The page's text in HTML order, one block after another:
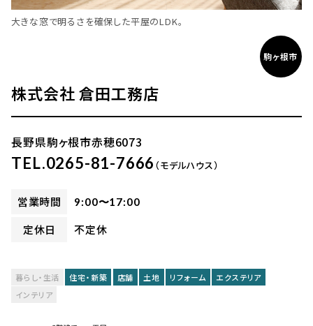
大きな窓で明るさを確保した平屋のLDK。
株式会社 倉田工務店
駒ヶ根市
長野県駒ヶ根市赤穂6073
TEL.0265-81-7666 （モデルハウス）
営業時間 9:00〜17:00
定休日 不定休
暮らし・生活 住宅・新築 店舗 土地 リフォーム
エクステリア
インテリア